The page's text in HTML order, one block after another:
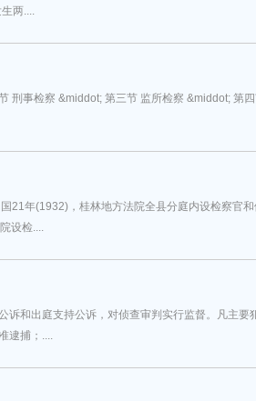
两....
刑事检察 &middot; 第三节 监所检察 &middot; 第
21年(1932)，桂林地方法院全县分庭内设检察官
设检....
诉和出庭支持公诉，对侦查审判实行监督。凡主要
逮捕；....